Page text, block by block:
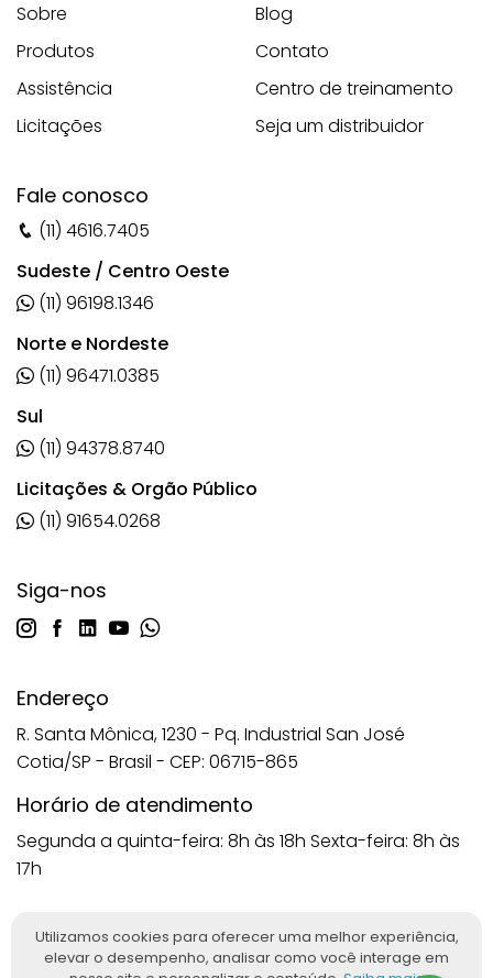
Sobre
Produtos
Assistência
Licitações
Blog
Contato
Centro de treinamento
Seja um distribuidor
Fale conosco
(11) 4616.7405
Sudeste / Centro Oeste
(11) 96198.1346
Norte e Nordeste
(11) 96471.0385
Sul
(11) 94378.8740
Licitações & Orgão Público
(11) 91654.0268
Siga-nos
Endereço
R. Santa Mônica, 1230 - Pq. Industrial San José
Cotia/SP - Brasil - CEP: 06715-865
Horário de atendimento
Segunda a quinta-feira: 8h às 18h Sexta-feira: 8h às
17h
Utilizamos cookies para oferecer uma melhor experiência,
elevar o desempenho, analisar como você interage em